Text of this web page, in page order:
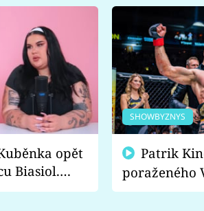
opět
Biasiol.
falešná a
SHOWBYZNYS
poraženého
fanoušci